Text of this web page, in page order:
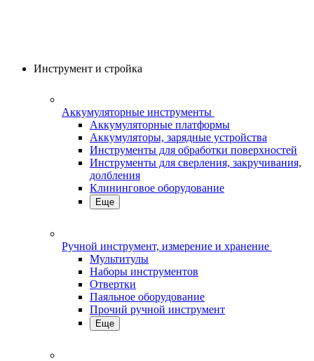
Инструмент и стройка
Аккумуляторные инструменты
Аккумуляторные платформы
Аккумуляторы, зарядные устройства
Инструменты для обработки поверхностей
Инструменты для сверления, закручивания,
долбления
Клининговое оборудование
Еще
Ручной инструмент, измерение и хранение
Мультитулы
Наборы инструментов
Отвертки
Паяльное оборудование
Прочий ручной инструмент
Еще